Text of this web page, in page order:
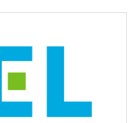
本科卒以上）
円～10,5000円／月 *
度適用なしの場合：